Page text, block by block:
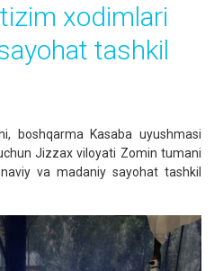
xodimlari
tashkil
boshqarma Kasaba uyushmasi
Jizzax viloyati Zomin tumani
va madaniy sayohat tashkil